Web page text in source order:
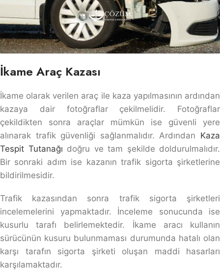
İkame Araç Kazası
İkame olarak verilen araç ile kaza yapılmasının ardından
kazaya dair fotoğraflar çekilmelidir. Fotoğraflar
çekildikten sonra araçlar mümkün ise güvenli yere
alınarak trafik güvenliği sağlanmalıdır. Ardından Kaza
Tespit Tutanağı doğru ve tam şekilde doldurulmalıdır.
Bir sonraki adım ise kazanın trafik sigorta şirketlerine
bildirilmesidir.
Trafik kazasından sonra trafik sigorta şirketleri
incelemelerini yapmaktadır. İnceleme sonucunda ise
kusurlu tarafı belirlemektedir. İkame aracı kullanın
sürücünün kusuru bulunmaması durumunda hatalı olan
karşı tarafın sigorta şirketi oluşan maddi hasarları
karşılamaktadır.